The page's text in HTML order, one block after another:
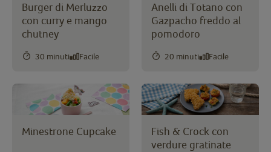
Burger di Merluzzo
con curry e mango
chutney
30 minuti Facile
Anelli di Totano con
Gazpacho freddo al
pomodoro
20 minuti Facile
Minestrone Cupcake
Fish & Crock con
verdure gratinate